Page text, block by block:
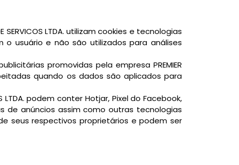
SERVICOS LTDA. utilizam cookies e tecnologias
o usuário e não são utilizados para análises
promovidas pela empresa PREMIER
quando os dados são aplicados para
LTDA. podem conter Hotjar, Pixel do Facebook,
de anúncios assim como outras tecnologias
seus respectivos proprietários e podem ser